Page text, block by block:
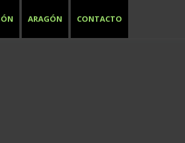
ARAGÓN CONTACTO